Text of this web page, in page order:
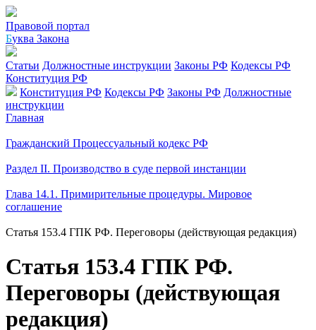
Правовой портал
Буква Закона
Статьи Должностные инструкции Законы РФ Кодексы РФ
Конституция РФ
Конституция РФ Кодексы РФ Законы РФ Должностные
инструкции
Главная
Гражданский Процессуальный кодекс РФ
Раздел II. Производство в суде первой инстанции
Глава 14.1. Примирительные процедуры. Мировое
соглашение
Статья 153.4 ГПК РФ. Переговоры (действующая редакция)
Статья 153.4 ГПК РФ.
Переговоры (действующая
редакция)